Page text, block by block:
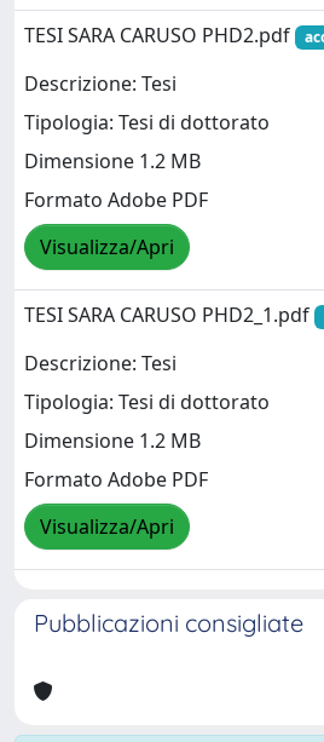
TESI SARA CARUSO PHD2.pdf
Descrizione: Tesi
Tipologia: Tesi di dottorato
Dimensione 1.2 MB
Formato Adobe PDF
Visualizza/Apri
TESI SARA CARUSO PHD2_1.pdf
Descrizione: Tesi
Tipologia: Tesi di dottorato
Dimensione 1.2 MB
Formato Adobe PDF
Visualizza/Apri
Pubblicazioni consigliate